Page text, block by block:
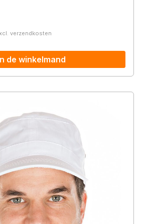
verzendkosten
de winkelmand